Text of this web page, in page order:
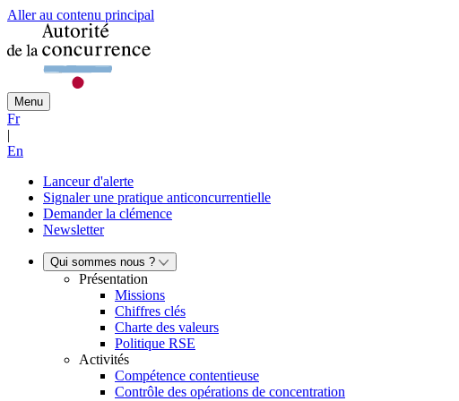
Aller au contenu principal
Menu
Fr
|
En
Lanceur d'alerte
Signaler une pratique anticoncurrentielle
Demander la clémence
Newsletter
Qui sommes nous ?
Présentation
Missions
Chiffres clés
Charte des valeurs
Politique RSE
Activités
Compétence contentieuse
Contrôle des opérations de concentration